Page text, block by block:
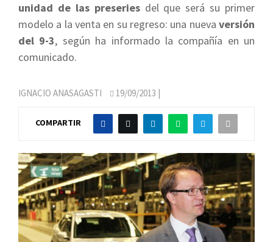
unidad de las preseriesdel que será su primer
modelo a la venta en su regreso: una nueva versión
del 9-3, según ha informado la compañía en un
comunicado.
IGNACIO ANASAGASTI 19/09/2013 |
COMPARTIR